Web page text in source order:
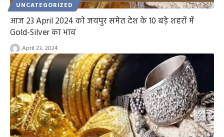
UNCATEGORIZED
आज 23 April 2024 को जयपुर समेत देश के 10 बड़े शहरों में
Gold-Silver का भाव
April 23, 2024